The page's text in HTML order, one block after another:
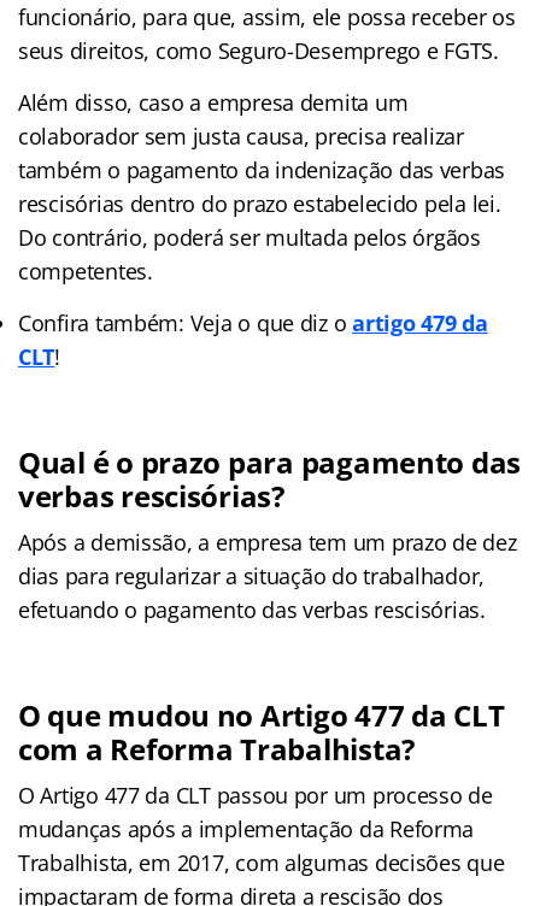
funcionário, para que, assim, ele possa receber os
seus direitos, como Seguro-Desemprego e FGTS.
Além disso, caso a empresa demita um
colaborador sem justa causa, precisa realizar
também o pagamento da indenização das verbas
rescisórias dentro do prazo estabelecido pela lei.
Do contrário, poderá ser multada pelos órgãos
competentes.
Confira também: Veja o que diz o artigo 479 da
CLT!
Qual é o prazo para pagamento das
verbas rescisórias?
Após a demissão, a empresa tem um prazo de dez
dias para regularizar a situação do trabalhador,
efetuando o pagamento das verbas rescisórias.
O que mudou no Artigo 477 da CLT
com a Reforma Trabalhista?
O Artigo 477 da CLT passou por um processo de
mudanças após a implementação da Reforma
Trabalhista, em 2017, com algumas decisões que
impactaram de forma direta a rescisão dos